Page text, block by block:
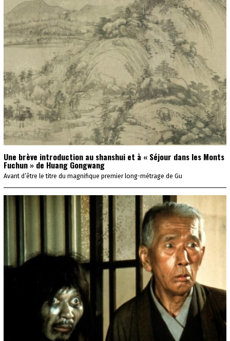
Une brève introduction au shanshui et à « Séjour dans les Monts
Fuchun » de Huang Gongwang
Avant d’être le titre du magnifique premier long-métrage de Gu